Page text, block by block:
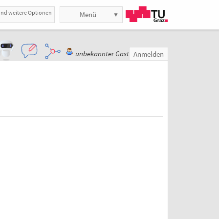
weitere Optionen Menü
unbekannter Gast Anmelden